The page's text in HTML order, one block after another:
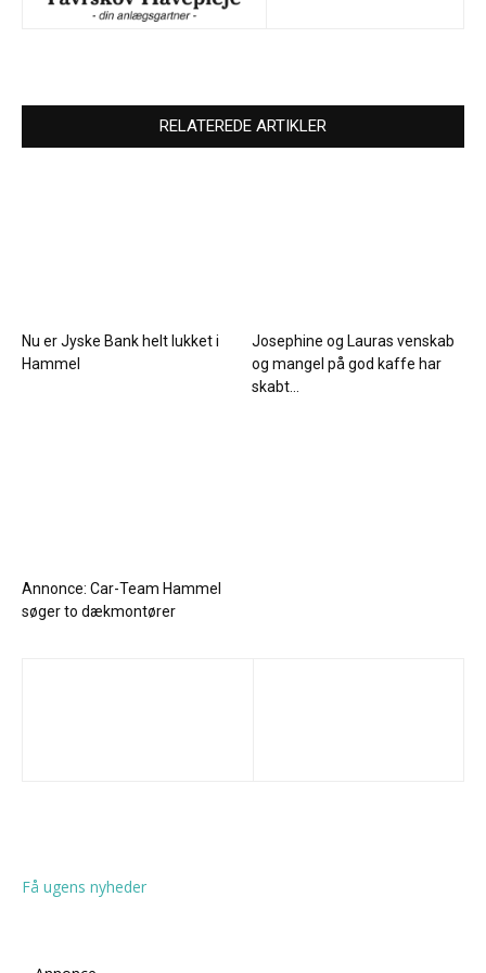
RELATEREDE ARTIKLER
Nu er Jyske Bank helt lukket i
Hammel
Josephine og Lauras venskab
og mangel på god kaffe har
skabt...
Annonce: Car-Team Hammel
søger to dækmontører
Få ugens nyheder